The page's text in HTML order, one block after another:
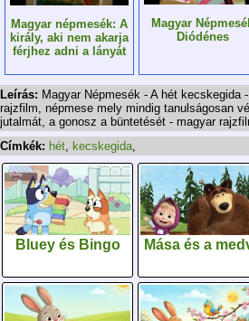
Magyar népmesék: A
király, aki nem akarja
férjhez adni a lányát
Magyar
Diódénes
Leírás: Magyar Népmesék - A hét kecskegida
rajzfilm, népmese mely mindig tanulságosan
jutalmát, a gonosz a büntetését - magyar
Címkék: hét, kecskegida,
Bluey és Bingo Mása és a